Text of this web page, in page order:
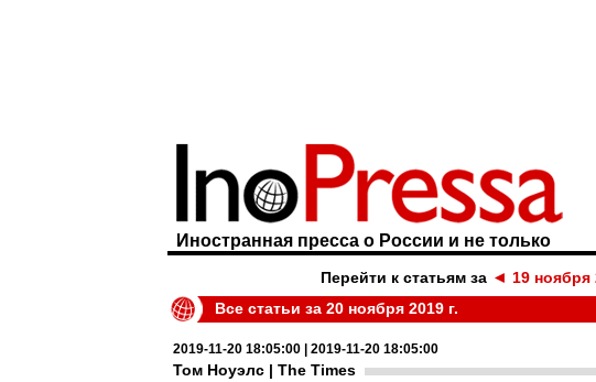
Иностранная пресса о России и не только
Перейти к статьям за ◄ 19 ноября
Все статьи за 20 ноября 2019 г.
2019-11-20 18:05:00 | 2019-11-20 18:05:00
Том Ноуэлс | The Times